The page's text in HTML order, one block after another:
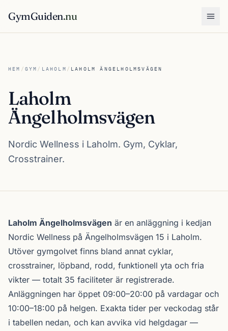
GymGuiden.nu
HEM / GYM / LAHOLM / LAHOLM ÄNGELHOLMSVÄGEN
Laholm
Ängelholmsvägen
Nordic Wellness i Laholm. Gym, Cyklar,
Crosstrainer.
Om Laholm Ängelholmsvägen
Laholm Ängelholmsvägen är en anläggning i kedjan
Nordic Wellness på Ängelholmsvägen 15 i Laholm.
Utöver gymgolvet finns bland annat cyklar,
crosstrainer, löpband, rodd, funktionell yta och fria
vikter — totalt 35 faciliteter är registrerade.
Anläggningen har öppet 09:00–20:00 på vardagar och
10:00–18:00 på helgen. Exakta tider per veckodag står
i tabellen nedan, och kan avvika vid helgdagar —